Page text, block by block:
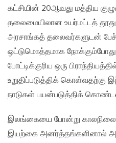
கட்சியின் 20ஆவது மத்திய
தலைமையிலான உயர்மட்டத்
அரசாங்கத் தலைவர்களுடன்
ஒட்டுமொத்தமாக நோக்கும்போது
போட்டிக்குரிய ஒரு
உறுதிப்படுத்திக் கொள்வதற்கு
நாடுகள் பயன்படுத்திக்
இலங்கையை போன்று
இயற்கை அனர்த்தங்களினால்